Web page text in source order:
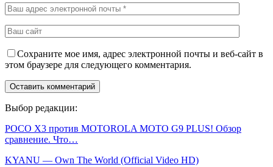
Сохраните мое имя, адрес электронной почты и веб-сайт в
этом браузере для следующего комментария.
Выбор редакции:
POCO X3 против MOTOROLA MOTO G9 PLUS! Обзор
сравнение. Что…
KYANU — Own The World (Official Video HD)